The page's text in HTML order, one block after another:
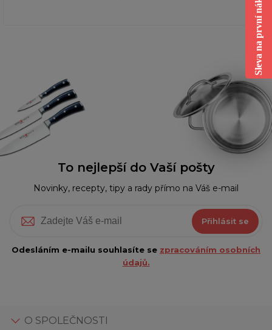
To nejlepší do Vaší pošty
Novinky, recepty, tipy a rady přímo na Váš e-mail
Přihlásit se
Odesláním e-mailu souhlasíte se zpracováním osobních
údajů.
O SPOLEČNOSTI
Sleva na první nákup